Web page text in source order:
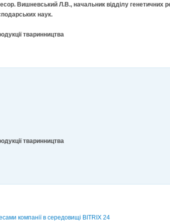
Вишневський Л.В., начальник відділу генетичних
наук.
тваринництва
тваринництва
компанії в середовищі BITRIX 24